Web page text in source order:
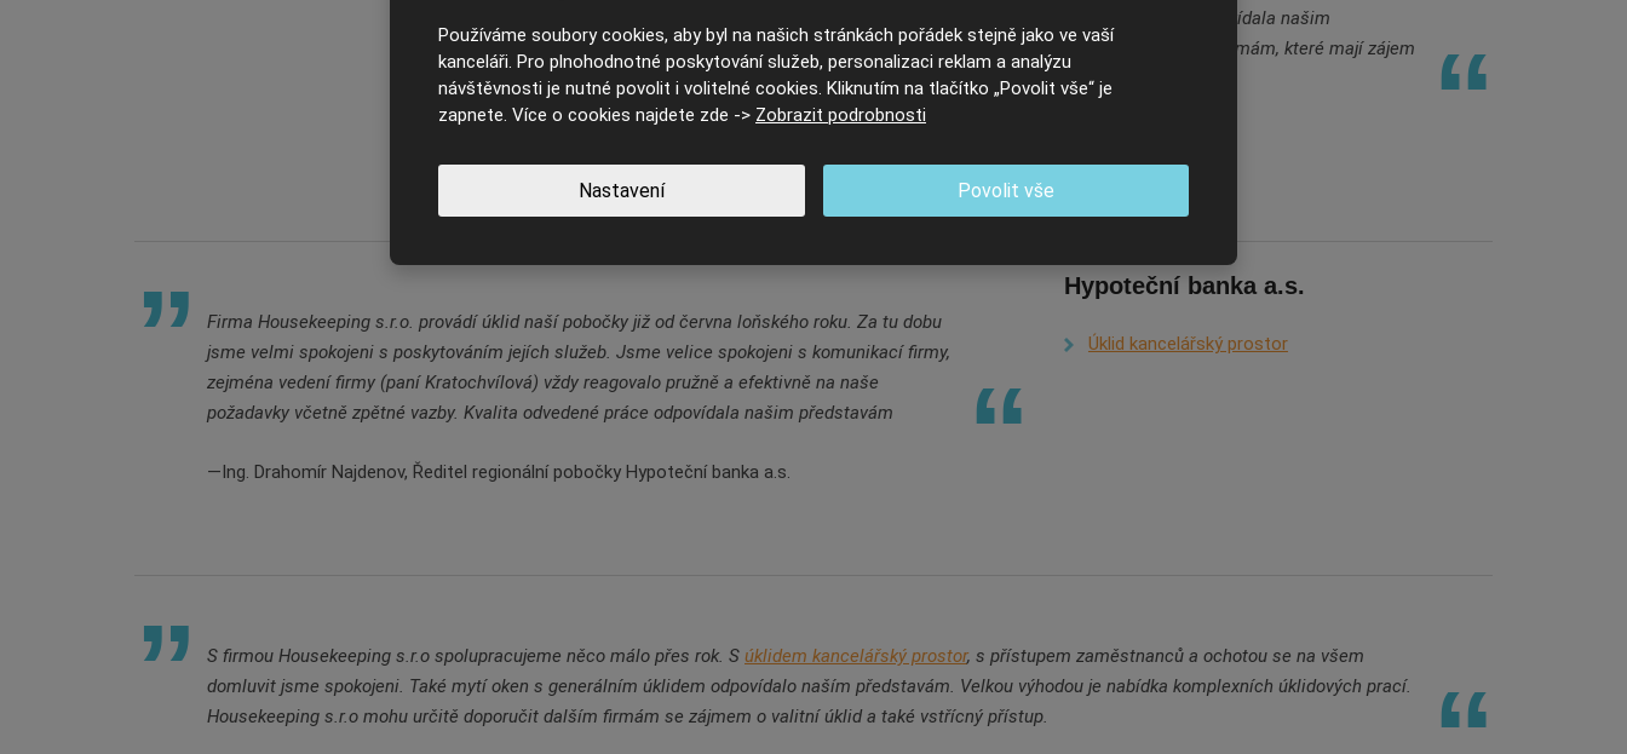
a efektivně reagovali na naše požadavky. Kvalita odvedené práce odpovídala našim
představám. Tudíž mohu firmu Housekeeping s.r.o. doporučit dalším firmám, které mají zájem
o kvalitní úklid.
Firma Housekeeping s.r.o. provádí úklid naší pobočky již od června loňského roku. Za tu dobu
jsme velmi spokojeni s poskytováním jejích služeb. Jsme velice spokojeni s komunikací firmy,
zejména vedení firmy (paní Kratochvílová) vždy reagovalo pružně a efektivně na naše
požadavky včetně zpětné vazby. Kvalita odvedené práce odpovídala našim představám
Ing. Drahomír Najdenov, Ředitel regionální pobočky Hypoteční banka a.s.
Hypoteční banka a.s.
Úklid kancelářský prostor
S firmou Housekeeping s.r.o spolupracujeme něco málo přes rok. S úklidem kancelářský prostor, s přístupem zaměstnanců a ochotou se na všem
domluvit jsme spokojeni. Také mytí oken s generálním úklidem odpovídalo naším představám. Velkou výhodou je nabídka komplexních úklidových prací.
Housekeeping s.r.o mohu určitě doporučit dalším firmám se zájmem o valitní úklid a také vstřícný přístup.
Používáme soubory cookies, aby byl na našich stránkách pořádek stejně jako ve vaší
kanceláři. Pro plnohodnotné poskytování služeb, personalizaci reklam a analýzu
návštěvnosti je nutné povolit i volitelné cookies. Kliknutím na tlačítko „Povolit vše“ je
zapnete. Více o cookies najdete zde -> Zobrazit podrobnosti
Nastavení Povolit vše